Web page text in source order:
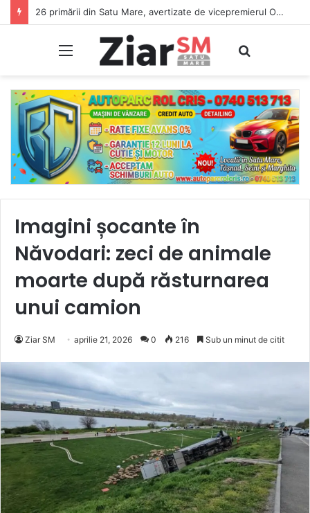
26 primării din Satu Mare, avertizate de vicepremierul Oana Gheorghiu: Dacă nu se înscriu în Ghișeul.ro, pierd bani de la bugetul de stat
Meniu
Imagini șocante în
Năvodari: zeci de animale
moarte după răsturnarea
unui camion
Ziar SM aprilie 21, 2026 0 216 Sub un minut de citit